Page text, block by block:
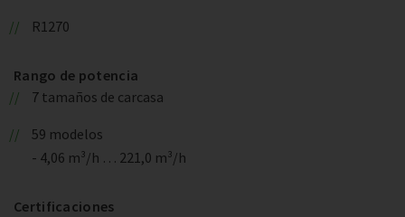
R1270
Rango de potencia
7 tamaños de carcasa
59 modelos
- 4,06 m³/h … 221,0 m³/h
Certificaciones